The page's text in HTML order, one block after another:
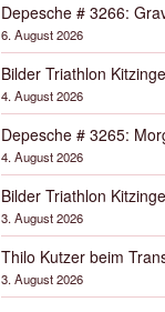
Depesche # 3266:
6. August 2026
Bilder Triathlon
4. August 2026
Depesche # 3265:
4. August 2026
Bilder Triathlon
3. August 2026
Thilo Kutzer beim
3. August 2026